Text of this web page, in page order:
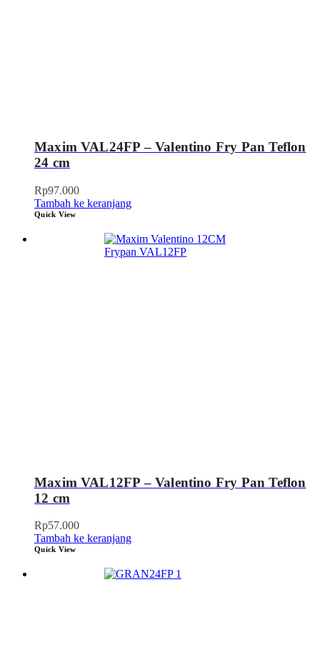
Maxim VAL24FP – Valentino Fry Pan Teflon
24 cm
Rp97.000
Tambah ke keranjang
Quick View
Maxim VAL12FP – Valentino Fry Pan Teflon
12 cm
Rp57.000
Tambah ke keranjang
Quick View